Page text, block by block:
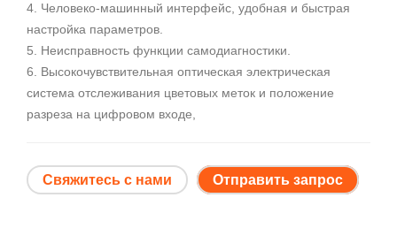
4. Человеко-машинный интерфейс, удобная и быстрая
настройка параметров.
5. Неисправность функции самодиагностики.
6. Высокочувствительная оптическая электрическая
система отслеживания цветовых меток и положение
разреза на цифровом входе,
Свяжитесь с нами Отправить запрос